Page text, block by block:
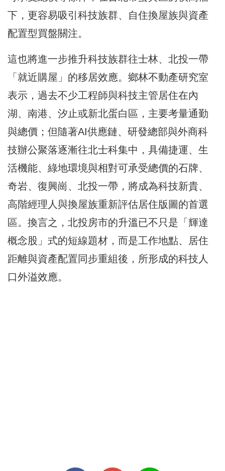
下，更容易吸引科技族群、自住換屋族與資產
配置型買盤關注。
這也將進一步推升科技族群往士林、北投一帶
「就近購屋」的移居效應。鄉林不動產研究室
表示，過去不少工程師與科技主管居住在內
湖、南港、汐止或新北蛋白區，主要考量通勤
與總價；但隨著AI供應鏈、研發總部與外商科
技辦公聚落逐漸往北士科集中，具備捷運、生
活機能、綠地環境與相對可承受總價的石牌、
奇岩、復興崗、北投一帶，將成為科技新貴、
高階經理人與換屋族重新評估居住版圖的首選
區。換言之，北投房市的升溫已不只是「輝達
概念股」式的短線題材，而是工作地點、居住
距離與資產配置同步重組後，所形成的科技人
口外溢效應。